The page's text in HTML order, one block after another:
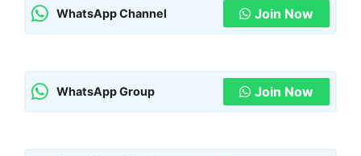
WhatsApp Channel Join Now
WhatsApp Group Join Now